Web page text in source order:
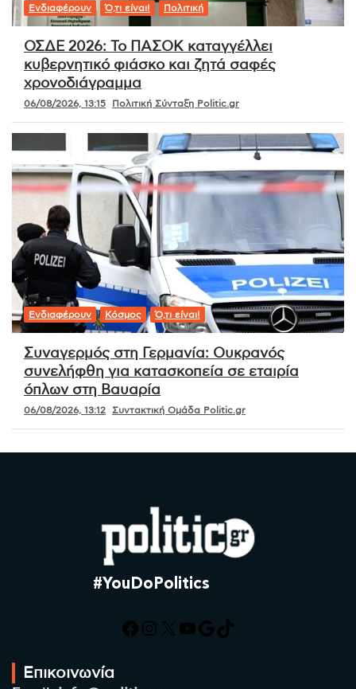
Ενδιαφέρουν Ό,τι είναι! Πολιτική
ΟΣΔΕ 2026: Το ΠΑΣΟΚ καταγγέλλει
κυβερνητικό φιάσκο και ζητά σαφές
χρονοδιάγραμμα
06/08/2026, 13:15 Πολιτική Σύνταξη Politic.gr
Ενδιαφέρουν Κόσμος Ό,τι είναι!
Συναγερμός στη Γερμανία: Ουκρανός
συνελήφθη για κατασκοπεία σε εταιρία
όπλων στη Βαυαρία
06/08/2026, 13:12 Συντακτική Ομάδα Politic.gr
#YouDoPolitics
Facebook
Instagram
X YouTube
Google
TikTok
Επικοινωνία